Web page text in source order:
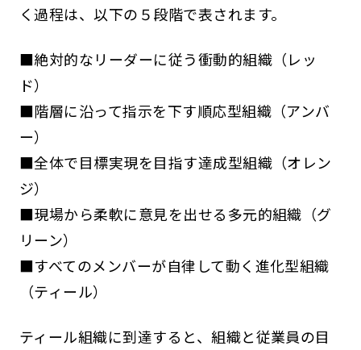
く過程は、以下の５段階で表されます。
■絶対的なリーダーに従う衝動的組織（レッ
ド）
■階層に沿って指示を下す順応型組織（アンバ
ー）
■全体で目標実現を目指す達成型組織（オレン
ジ）
■現場から柔軟に意見を出せる多元的組織（グ
リーン）
■すべてのメンバーが自律して動く進化型組織
（ティール）
ティール組織に到達すると、組織と従業員の目